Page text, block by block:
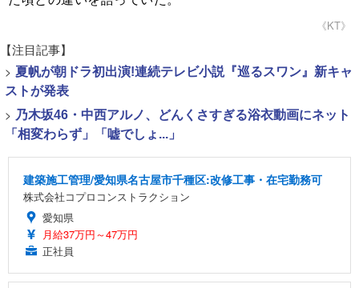
《KT》
【注目記事】
> 夏帆が朝ドラ初出演!連続テレビ小説『巡るスワン』新キャ
ストが発表
> 乃木坂46・中西アルノ、どんくさすぎる浴衣動画にネット
「相変わらず」「嘘でしょ...」
建築施工管理/愛知県名古屋市千種区:改修工事・在宅勤務可
株式会社コプロコンストラクション
愛知県
月給37万円～47万円
正社員